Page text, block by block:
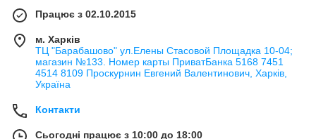
Працює з 02.10.2015
м. Харків
ТЦ "Барабашово" ул.Елены Стасовой Площадка 10-04;
магазин №133. Номер карты ПриватБанка 5168 7451
4514 8109 Проскурнин Евгений Валентинович, Харків,
Україна
Контакти
Сьогодні працює з 10:00 до 18:00